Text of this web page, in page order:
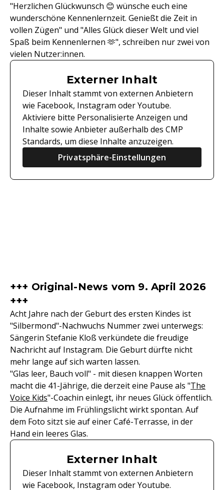
"Herzlichen Glückwunsch 😊 wünsche euch eine
wunderschöne Kennenlernzeit. Genießt die Zeit in
vollen Zügen" und "Alles Glück dieser Welt und viel
Spaß beim Kennenlernen 🫶", schreiben nur zwei von
vielen Nutzer:innen.
Externer Inhalt
Dieser Inhalt stammt von externen Anbietern
wie Facebook, Instagram oder Youtube.
Aktiviere bitte Personalisierte Anzeigen und
Inhalte sowie Anbieter außerhalb des CMP
Standards, um diese Inhalte anzuzeigen.
Privatsphäre-Einstellungen
+++ Original-News vom 9. April 2026
+++
Acht Jahre nach der Geburt des ersten Kindes ist
"Silbermond"-Nachwuchs Nummer zwei unterwegs:
Sängerin Stefanie Kloß verkündete die freudige
Nachricht auf Instagram. Die Geburt dürfte nicht
mehr lange auf sich warten lassen.
"Glas leer, Bauch voll" - mit diesen knappen Worten
macht die 41-Jährige, die derzeit eine Pause als "The
Voice Kids"-Coachin einlegt, ihr neues Glück öffentlich.
Die Aufnahme im Frühlingslicht wirkt spontan. Auf
dem Foto sitzt sie auf einer Café-Terrasse, in der
Hand ein leeres Glas.
Externer Inhalt
Dieser Inhalt stammt von externen Anbietern
wie Facebook, Instagram oder Youtube.